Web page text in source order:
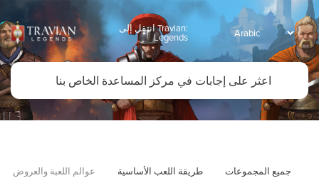
انتقل إلى Travian:
Legends
جميع المجموعات طريقة اللعب الأساسية
عوالم اللعبة والعروض